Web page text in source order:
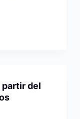
partir del